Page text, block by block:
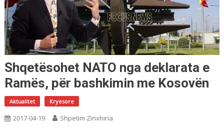
Shqetësohet NATO nga deklarata e
Ramës, për bashkimin me Kosovën
Aktualitet Kryesore
2017-04-19 Shpetim Zinxhiria